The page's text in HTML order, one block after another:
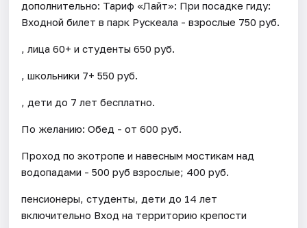
дополнительно: Тариф «Лайт»: При посадке гиду:
Входной билет в парк Рускеала - взрослые 750 руб.
, лица 60+ и студенты 650 руб.
, школьники 7+ 550 руб.
, дети до 7 лет бесплатно.
По желанию: Обед - от 600 руб.
Проход по экотропе и навесным мостикам над
водопадами - 500 руб взрослые; 400 руб.
пенсионеры, студенты, дети до 14 лет
включительно Вход на территорию крепости